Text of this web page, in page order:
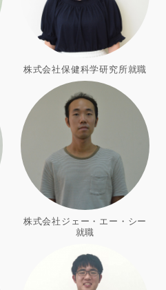
株式会社保健科学研究所就職
株式会社ジェー・エー・シー
就職